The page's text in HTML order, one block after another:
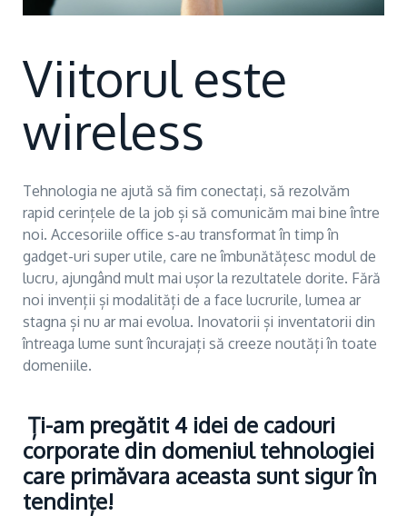
Viitorul este
wireless
Tehnologia ne ajută să fim conectați, să rezolvăm
rapid cerințele de la job și să comunicăm mai bine între
noi. Accesoriile office s-au transformat în timp în
gadget-uri super utile, care ne îmbunătățesc modul de
lucru, ajungând mult mai ușor la rezultatele dorite. Fără
noi invenții și modalități de a face lucrurile, lumea ar
stagna și nu ar mai evolua. Inovatorii și inventatorii din
întreaga lume sunt încurajați să creeze noutăți în toate
domeniile.
Ți-am pregătit 4 idei de cadouri
corporate din domeniul tehnologiei
care primăvara aceasta sunt sigur în
tendințe!